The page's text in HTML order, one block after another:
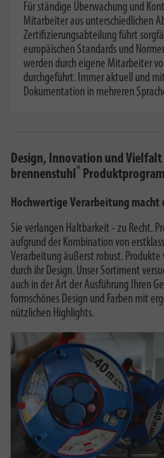
Für ständige Überwachung und
Mitarbeiter aus unterschiedlichen
Zertifizierungsabteilung führt
europäischen Standards und
werden durch eigene Mitarbeiter
durchgeführt. Immer aktuell und
Dokumentation in mehreren
Design, Innovation und Vielfalt
brennenstuhl®
Hochwertige Verarbeitung macht
Sie verlangen Haltbarkeit - zu Recht.
aufgrund der Kombination von
Verarbeitung äußerst robust. Produkte
durch ihr Design. Unser Sortiment
auch in der Art der Ausführung Ihren
formschönes Design und Farben mit
nützlichen Highlights.